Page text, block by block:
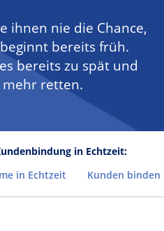
ihnen nie die Chance,
bereits früh.
bereits zu spät und
mehr retten.
in Echtzeit:
in Echtzeit Kunden